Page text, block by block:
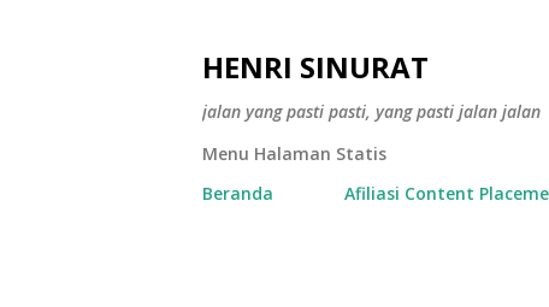
HENRI SINURAT
jalan yang pasti pasti, yang pasti jalan jalan
Menu Halaman Statis
Beranda
Afiliasi Content